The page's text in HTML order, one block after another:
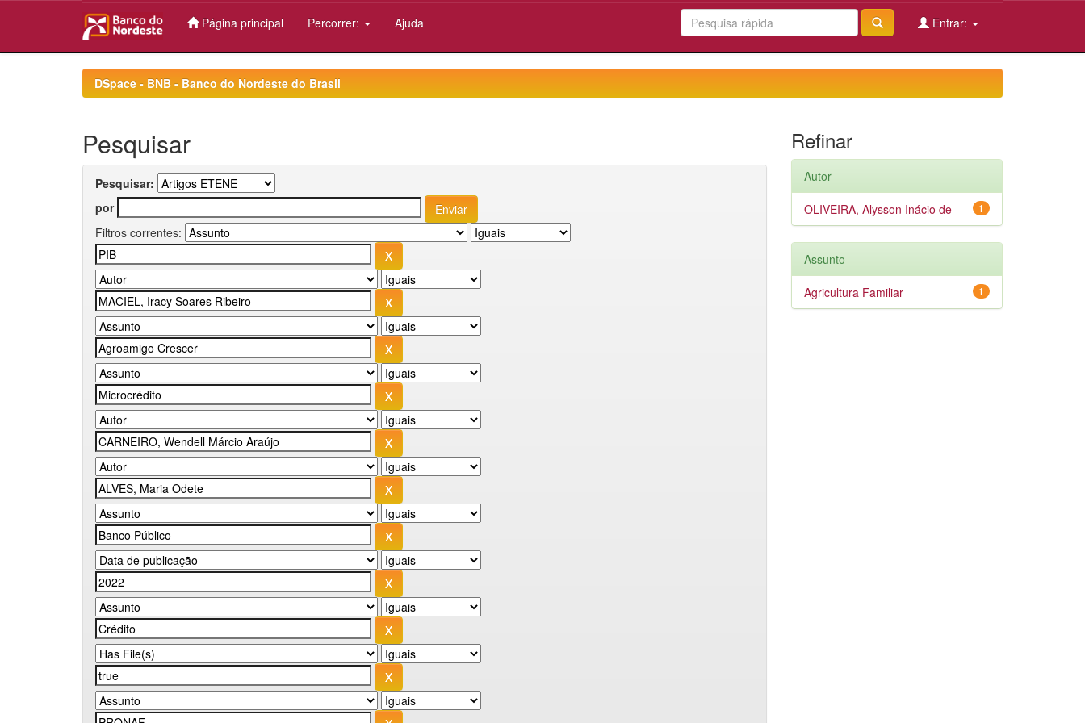
Página principal Percorrer: Ajuda Entrar:
DSpace - BNB - Banco do Nordeste do Brasil
Pesquisar
Pesquisar:
por
Filtros correntes:
Refinar
Autor
1
OLIVEIRA, Alysson Inácio de
Assunto
1
Agricultura Familiar